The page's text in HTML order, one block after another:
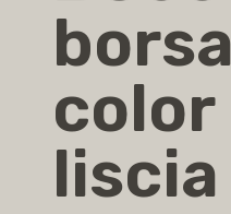
color
liscia